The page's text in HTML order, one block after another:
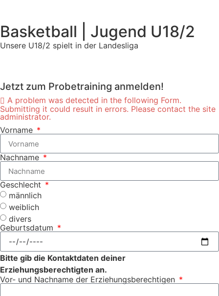
Basketball | Jugend U18/2
Unsere U18/2 spielt in der Landesliga
Jetzt zum Probetraining anmelden!
A problem was detected in the following Form.
Submitting it could result in errors. Please contact the site
administrator.
Vorname
Nachname
Geschlecht
männlich
weiblich
divers
Geburtsdatum
Bitte gib die Kontaktdaten deiner
Erziehungsberechtigten an.
Vor- und Nachname der Erziehungsberechtigen